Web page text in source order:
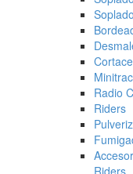
Radio
Riders